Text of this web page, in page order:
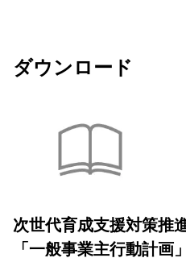
ダウンロード
次世代育成支援対策推
「一般事業主行動計画」